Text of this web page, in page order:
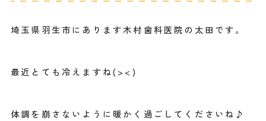
埼玉県羽生市にあります木村歯科医院の太田です。
最近とても冷えますね(><)
体調を崩さないように暖かく過ごしてくださいね♪